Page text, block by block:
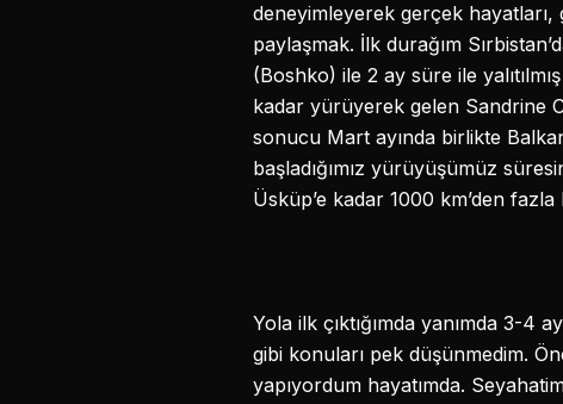
deneyimleyerek gerçek
paylaşmak. İlk durağım
(Boshko) ile 2 ay süre ile
kadar yürüyerek gelen Sandrine
sonucu Mart ayında birlikte
başladığımız yürüyüşümüz
Üsküp’e kadar 1000 km’den
Yola ilk çıktığımda yanımda 3-4
gibi konuları pek düşünmedim.
yapıyordum hayatımda.